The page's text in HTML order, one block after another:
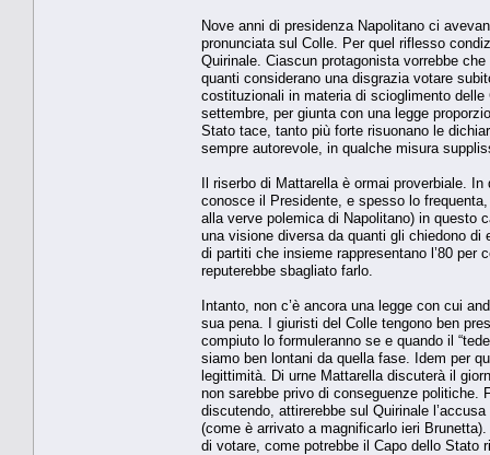
Nove anni di presidenza Napolitano ci
pronunciata sul Colle. Per quel riflesso
Quirinale. Ciascun protagonista vorrebbe
quanti considerano una disgrazia votare
costituzionali in materia di scioglimento
settembre, per giunta con una legge
Stato tace, tanto più forte risuonano le
sempre autorevole, in qualche misura
Il riserbo di Mattarella è ormai proverbiale.
conosce il Presidente, e spesso lo
alla verve polemica di Napolitano) in questo
una visione diversa da quanti gli chiedono
di partiti che insieme rappresentano l’80 per
reputerebbe sbagliato farlo.
Intanto, non c’è ancora una legge con cui
sua pena. I giuristi del Colle tengono ben
compiuto lo formuleranno se e quando il
siamo ben lontani da quella fase. Idem per
legittimità. Di urne Mattarella discuterà il
non sarebbe privo di conseguenze politiche.
discutendo, attirerebbe sul Quirinale
(come è arrivato a magnificarlo ieri
di votare, come potrebbe il Capo dello Stato